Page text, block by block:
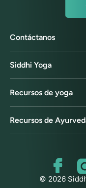
Contáctanos
Siddhi Yoga
Recursos de yoga
Recursos de
© 2026